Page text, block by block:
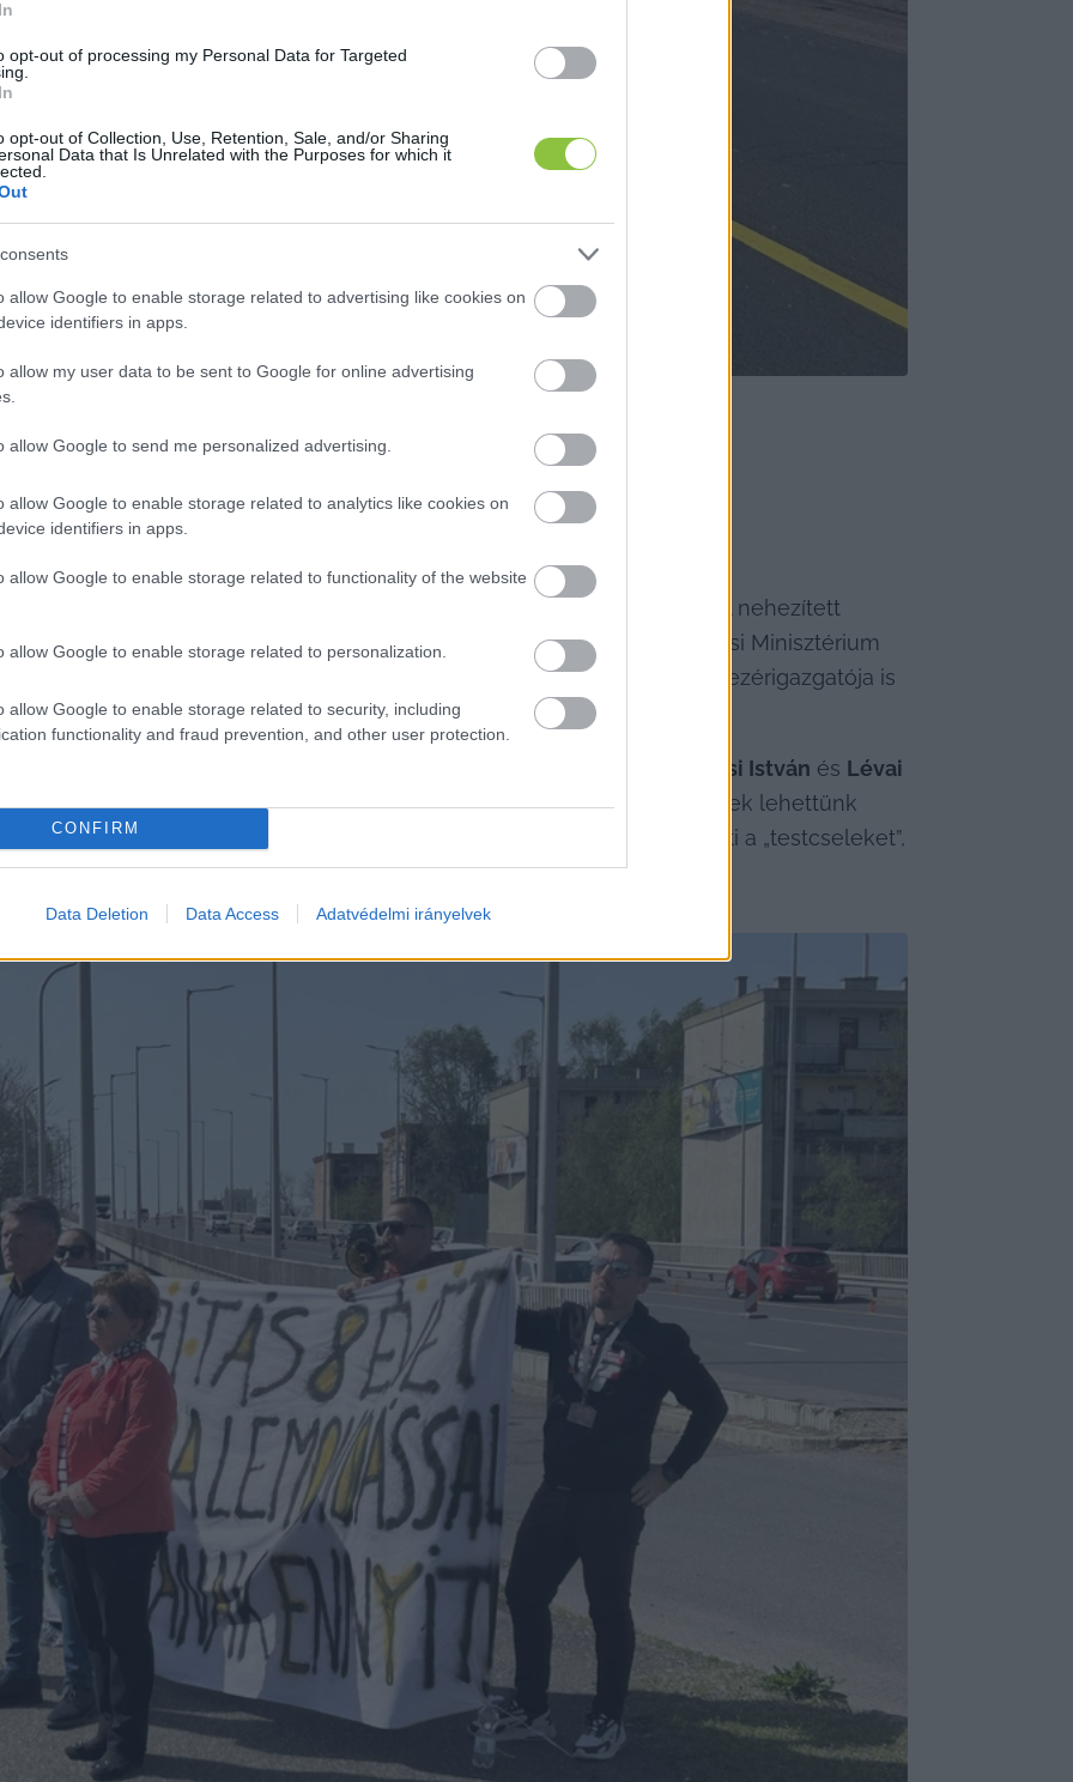
opt-out of processing my Personal Data for Targeted
opt-out of Collection, Use, Retention, Sale, and/or Sharing
Data that Is Unrelated with the Purposes for which it
allow Google to enable storage related to advertising like cookies on
identifiers in apps.
allow my user data to be sent to Google for online advertising
allow Google to send me personalized advertising.
allow Google to enable storage related to analytics like cookies on
identifiers in apps.
allow Google to enable storage related to functionality of the website
allow Google to enable storage related to personalization.
allow Google to enable storage related to security, including
functionality and fraud prevention, and other user protection.
CONFIRM
Data Deletion Data Access Adatvédelmi irányelvek
a felüljáró közvetlen közelében tartottak sajtótájékoztatót, ahol nehezített
Pataki Klaudia polgármester, Ágh Péter
, az Építési és Közlekedési Minisztérium
felelős államtitkára és
, a Magyar Közút vezérigazgatója is
hiszen az elején mindenki arra figyelt, ahogyan Jánosi István és Lévai
testükkel takarni a Szövetség molinóját. Egészen komikus jeleneteknek lehettünk
ahogyan az egyik csoport kibújik a takarásból, a másik pedig leköveti a „testcseleket”,